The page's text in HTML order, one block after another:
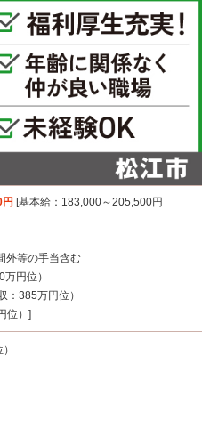
基本給：183,000～205,500円
外等の手当含む
円位）
：385万円位）
）